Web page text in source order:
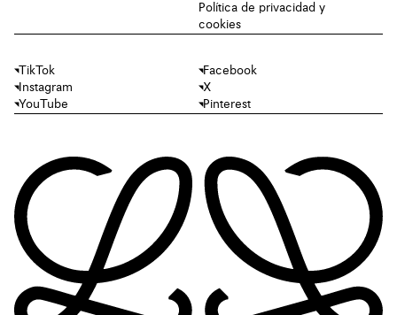
Política de privacidad y
cookies
TikTok
Facebook
Instagram
X
YouTube
Pinterest